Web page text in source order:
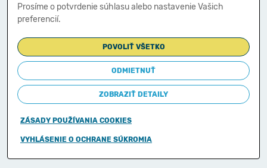
Prosíme o potvrdenie súhlasu alebo nastavenie Vašich
preferencií.
POVOLIŤ VŠETKO
ODMIETNUŤ
ZOBRAZIŤ DETAILY
ZÁSADY POUŽÍVANIA COOKIES
VYHLÁSENIE O OCHRANE SÚKROMIA
Copyright © 2011-2026